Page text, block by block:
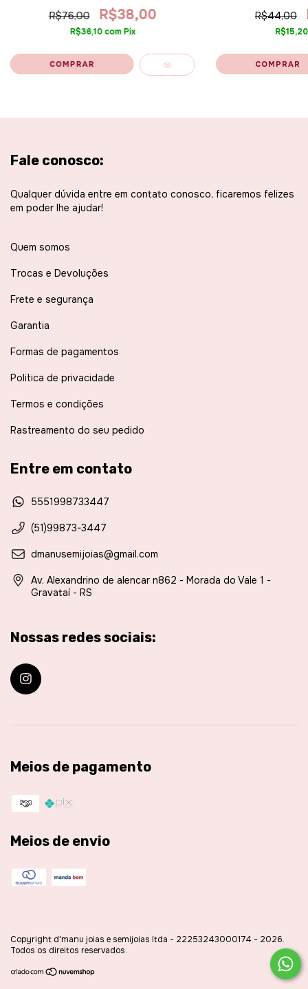
R$76,00 R$38,00
R$36,10com Pix
R$44,00
Fale conosco:
Qualquer dúvida entre em contato conosco, ficaremos felizes
em poder lhe ajudar!
Quem somos
Trocas e Devoluções
Frete e segurança
Garantia
Formas de pagamentos
Politica de privacidade
Termos e condições
Rastreamento do seu pedido
Entre em contato
5551998733447
(51)99873-3447
dmanusemijoias@gmail.com
Av. Alexandrino de alencar n862 - Morada do Vale 1 -
Gravataí - RS
Nossas redes sociais:
Meios de pagamento
Meios de envio
Copyright d'manu joias e semijoias ltda - 22253243000174 - 2026.
Todos os direitos reservados.